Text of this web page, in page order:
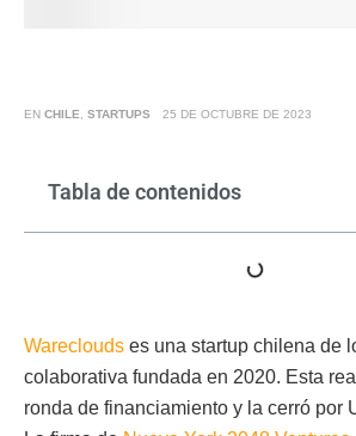
EN CHILE STARTUPS 25 DE OCTUBRE DE 2023
Tabla de contenidos
Wareclouds es una startup chilena de
colaborativa fundada en 2020. Esta
ronda de financiamiento y la cerró por